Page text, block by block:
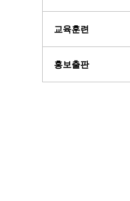
교육훈련
홍보출판